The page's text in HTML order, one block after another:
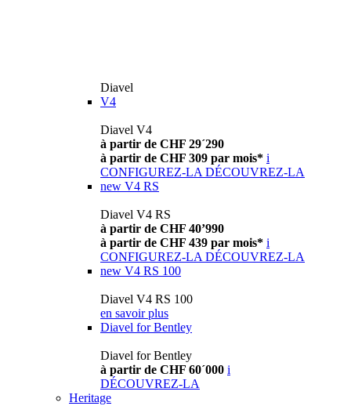
Diavel
V4
Diavel V4
à partir de CHF 29´290
à partir de CHF 309 par mois* i
CONFIGUREZ-LA DÉCOUVREZ-LA
new V4 RS
Diavel V4 RS
à partir de CHF 40’990
à partir de CHF 439 par mois* i
CONFIGUREZ-LA DÉCOUVREZ-LA
new V4 RS 100
Diavel V4 RS 100
en savoir plus
Diavel for Bentley
Diavel for Bentley
à partir de CHF 60´000 i
DÉCOUVREZ-LA
Heritage